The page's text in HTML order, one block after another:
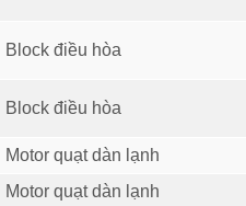
Block điều hòa
Block điều hòa
Motor quạt dàn lạnh
Motor quạt dàn lạnh